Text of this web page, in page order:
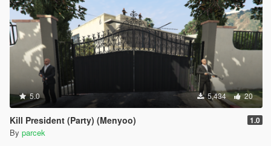
5.0 5,434 20
Kill President (Party) (Menyoo) 1.0
By parcek